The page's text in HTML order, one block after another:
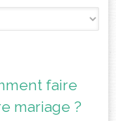
faire
mariage ?